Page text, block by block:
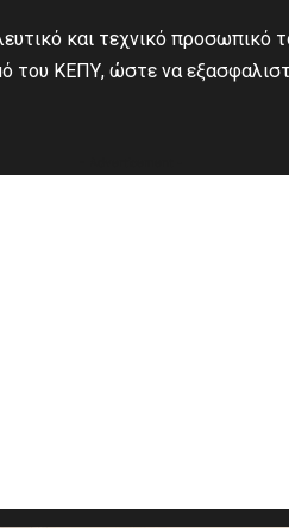
και τεχνικό προσωπικό
του ΚΕΠΥ, ώστε να